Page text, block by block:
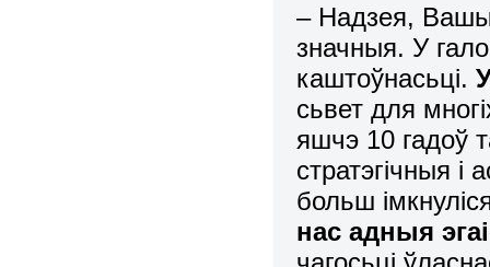
– Надзея,
значныя. У
каштоўнасьці.
сьвет для
яшчэ 10 гадоў
стратэгічныя
больш
нас адныя